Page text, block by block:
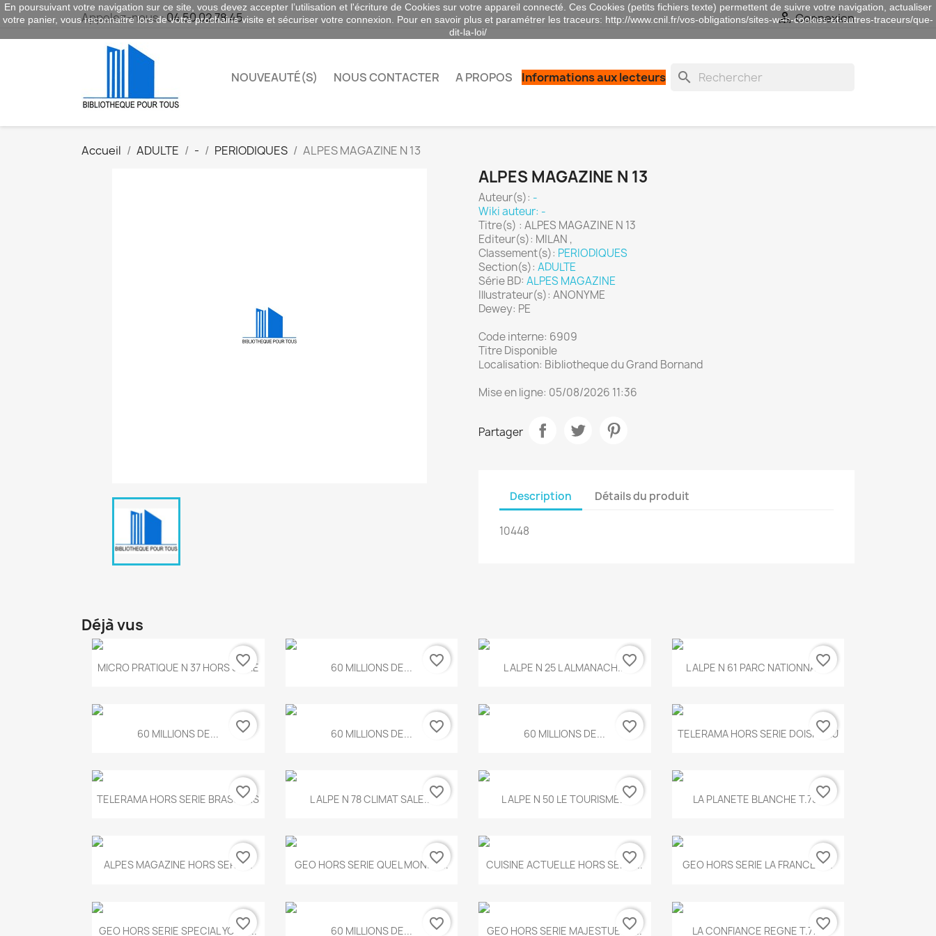
Appelez-nous :04 50 02 78 45 Connexion
NOUVEAUTÉ(S) NOUS CONTACTER A PROPOS search
Informations aux lecteurs
Accueil ADULTE - PERIODIQUES ALPES MAGAZINE N 13
ALPES MAGAZINE N 13
Auteur(s): -
Wiki auteur: -
Titre(s) : ALPES MAGAZINE N 13
Editeur(s): MILAN ,
Classement(s): PERIODIQUES
Section(s): ADULTE
Série BD: ALPES MAGAZINE
Illustrateur(s): ANONYME
Dewey: PE
Code interne: 6909
Titre Disponible
Localisation: Bibliotheque du Grand Bornand
Mise en ligne: 05/08/2026 11:36
Partager
Description Détails du produit
10448
Déjà vus
Aperçu rapide
MICRO PRATIQUE N 37 HORS SERIE
favorite_border Aperçu rapide
60 MILLIONS DE... favorite_border  Aperçu rapide
L ALPE N 25 L ALMANACH...favorite_border  Aperçu rapide
L ALPE N 61 PARC NATIONNAL...
favorite_border
Aperçu rapide
60 MILLIONS DE... favorite_border Aperçu rapide
60 MILLIONS DE... favorite_border Aperçu rapide
60 MILLIONS DE... favorite_border Aperçu rapide
TELERAMA HORS SERIE DOISNEAU
favorite_border
 Aperçu rapide
TELERAMA HORS SERIE BRASSENS
favorite_border  Aperçu rapide
L ALPE N 78 CLIMAT SALE...favorite_border  Aperçu rapide
L ALPE N 50 LE TOURISME...favorite_border Aperçu rapide
LA PLANETE BLANCHE T.785favorite_border
Aperçu rapide
ALPES MAGAZINE HORS SERIE...
favorite_border Aperçu rapide
GEO HORS SERIE QUEL MONDE...
favorite_border Aperçu rapide
CUISINE ACTUELLE HORS SERIE...
favorite_border Aperçu rapide
GEO HORS SERIE LA FRANCE A...
favorite_border
Aperçu rapide
GEO HORS SERIE SPECIAL YOGA...
favorite_border Aperçu rapide
60 MILLIONS DE... favorite_border Aperçu rapide
GEO HORS SERIE MAJESTUEUX...
favorite_border Aperçu rapide
LA CONFIANCE REGNE T.778favorite_border
En poursuivant votre navigation sur ce site, vous devez accepter l’utilisation et l'écriture de Cookies sur votre appareil connecté. Ces Cookies (petits fichiers texte) permettent de suivre votre navigation, actualiser
votre panier, vous reconnaitre lors de votre prochaine visite et sécuriser votre connexion. Pour en savoir plus et paramétrer les traceurs: http://www.cnil.fr/vos-obligations/sites-web-cookies-et-autres-traceurs/que-
dit-la-loi/